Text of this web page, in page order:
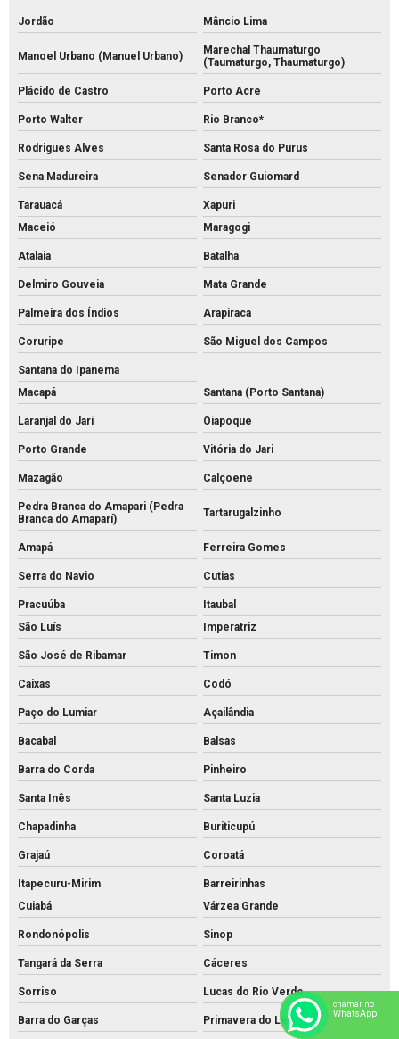
Jordão Mâncio Lima
Manoel Urbano (Manuel Urbano)
Marechal Thaumaturgo
(Taumaturgo, Thaumaturgo)
Plácido de Castro Porto Acre
Porto Walter Rio Branco*
Rodrigues Alves Santa Rosa do Purus
Sena Madureira Senador Guiomard
Tarauacá
Xapuri
Maceió
Maragogi
Atalaia Batalha
Delmiro Gouveia Mata Grande
Palmeira dos Índios Arapiraca
Coruripe São Miguel dos Campos
Santana do Ipanema
Macapá
Santana (Porto Santana)
Laranjal do Jari Oiapoque
Porto Grande Vitória do Jari
Mazagão Calçoene
Pedra Branca do Amapari (Pedra
Branca do Amaparí)
Tartarugalzinho
Amapá Ferreira Gomes
Serra do Navio Cutias
Pracuúba
Itaubal
São Luís
Imperatriz
São José de Ribamar Timon
Caixas Codó
Paço do Lumiar Açailândia
Bacabal Balsas
Barra do Corda Pinheiro
Santa Inês Santa Luzia
Chapadinha Buriticupú
Grajaú Coroatá
Itapecuru-Mirim
Barreirinhas
Cuiabá
Várzea Grande
Rondonópolis Sinop
Tangará da Serra Cáceres
Sorriso Lucas do Rio Verde
Barra do Garças Primavera do Leste
chamar no
WhatsApp